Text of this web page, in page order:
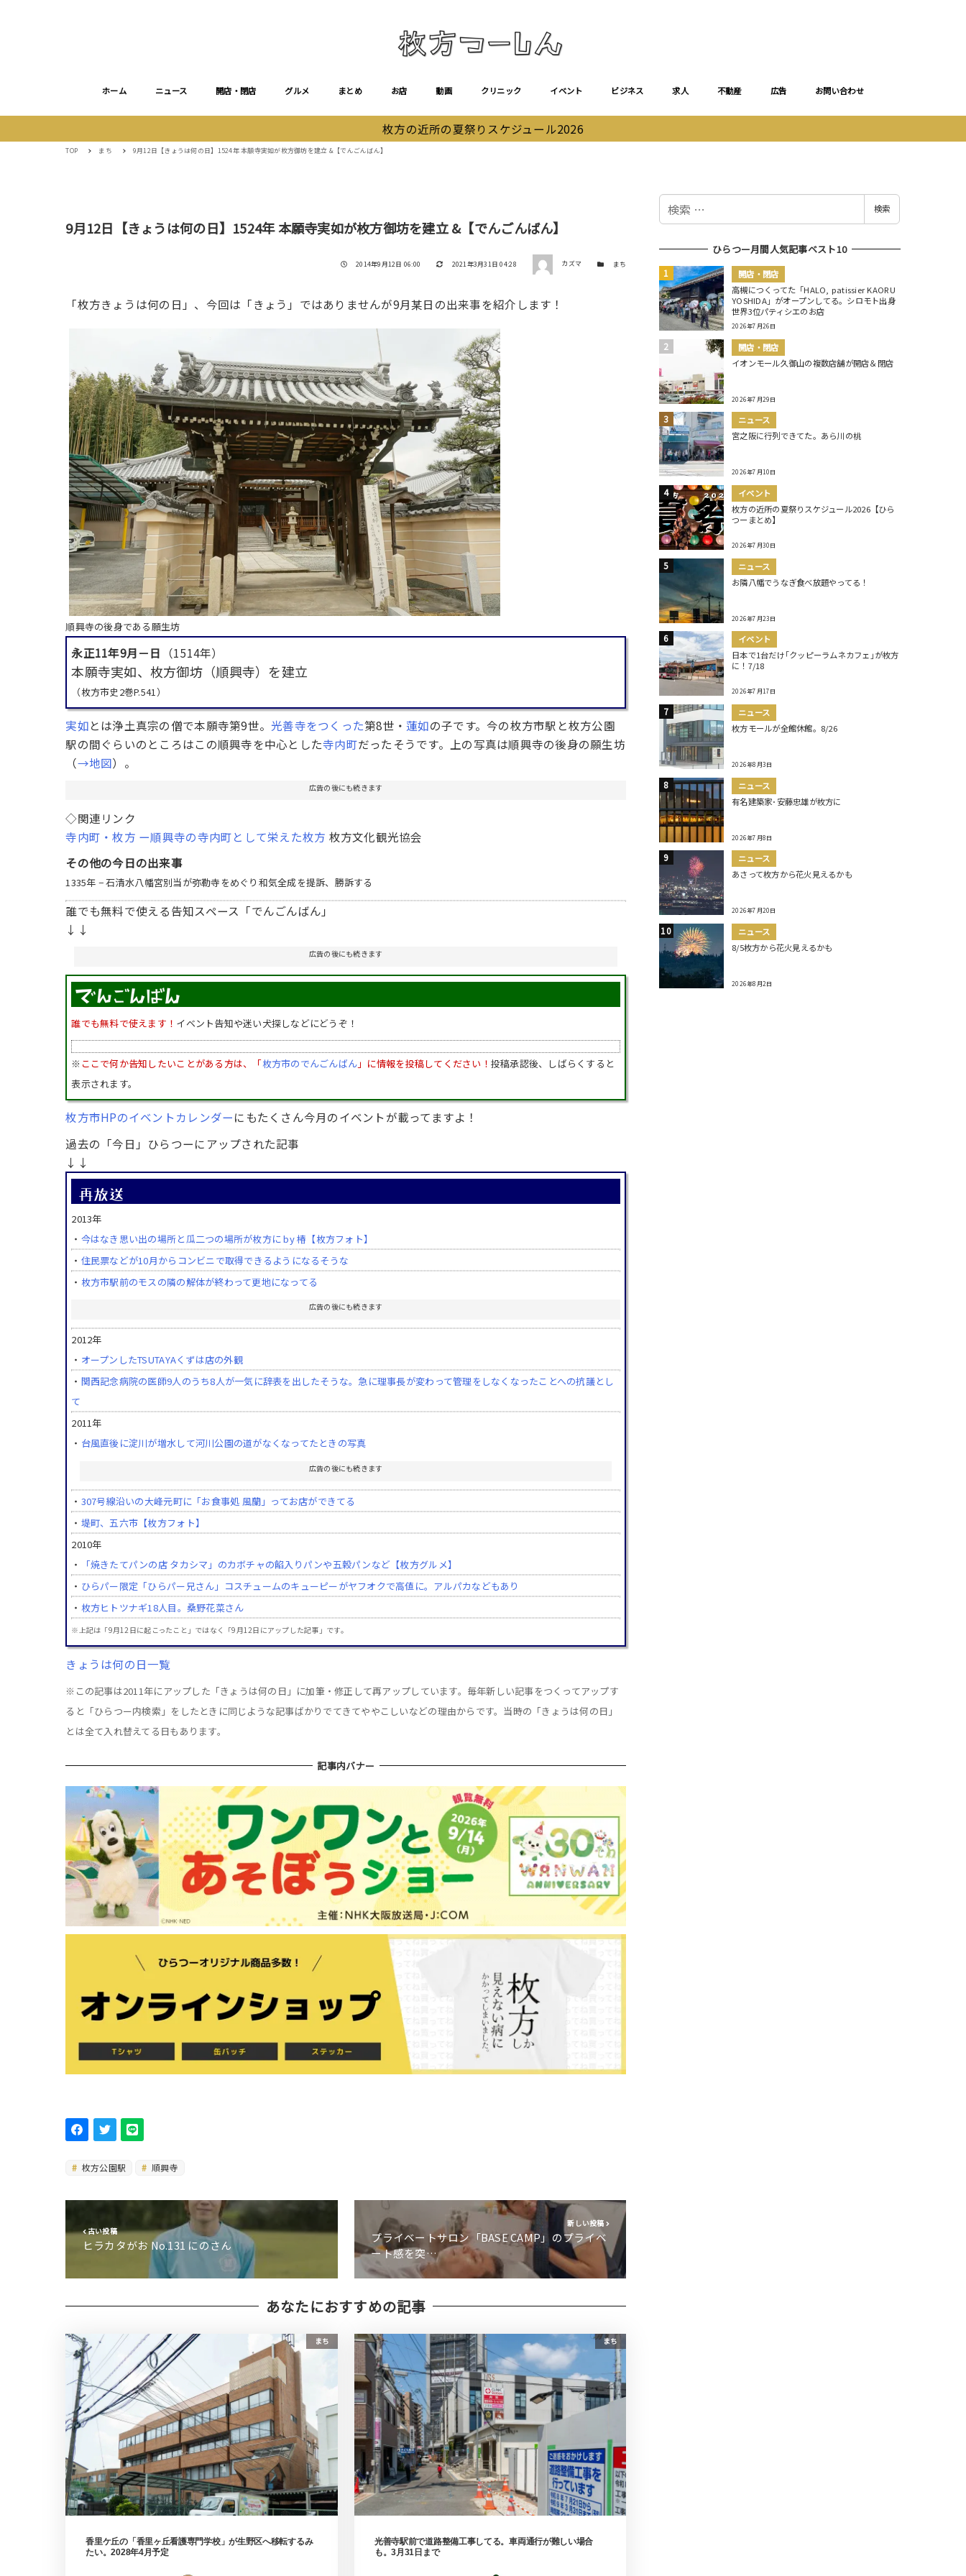
ホーム ニュース 開店・閉店 グルメ まとめ お店 動画 クリニック イベント ビジネス 求人 不動産 広告 お問い合わせ
枚方の近所の夏祭りスケジュール2026
TOP まち 9月12日【きょうは何の日】1524年 本願寺実如が枚方御坊を建立 &【でんごんばん】
9月12日【きょうは何の日】1524年 本願寺実如が枚方御坊を建立 &【でんごんばん】
投稿日
2014年9月12日 06:00 更新日
2021年3月31日 04:28 著者 カズマ カテゴリー
まち
「枚方きょうは何の日」、今回は「きょう」ではありませんが9月某日の出来事を紹介します！
順興寺の後身である願生坊
永正11年9月－日 （1514年）
本願寺実如、枚方御坊（順興寺）を建立
（枚方市史2巻P.541）
実如とは浄土真宗の僧で本願寺第9世。光善寺をつくった第8世・ 蓮如の子です。今の枚方市駅と枚方公園
駅の間ぐらいのところはこの順興寺を中心とした寺内町だったそうです。上の写真は順興寺の後身の願生坊
（→地図）。
広告の後にも続きます
◇関連リンク
寺内町・枚方 ー順興寺の寺内町として栄えた枚方 枚方文化観光協会
その他の今日の出来事
1335年 − 石清水八幡宮別当が弥勒寺をめぐり和気全成を提訴、勝訴する
誰でも無料で使える告知スペース「でんごんばん」
↓↓
広告の後にも続きます
誰でも無料で使えます！ イベント告知や迷い犬探しなどにどうぞ！
※ ここで何か告知したいことがある方は、「枚方市のでんごんばん 」に情報を投稿してください！ 投稿承認後、しばらくすると
表示されます。
枚方市HPのイベントカレンダーにもたくさん今月のイベントが載ってますよ！
過去の「今日」ひらつーにアップされた記事
↓↓
2013年
・ 今はなき思い出の場所と瓜二つの場所が枚方に by 椿【枚方フォト】
・ 住民票などが10月からコンビニで取得できるようになるそうな
・ 枚方市駅前のモスの隣の解体が終わって更地になってる
広告の後にも続きます
2012年
・ オープンしたTSUTAYAくずは店の外観
・ 関西記念病院の医師9人のうち8人が一気に辞表を出したそうな。急に理事長が変わって管理をしなくなったことへの抗議とし
て
2011年
・ 台風直後に淀川が増水して河川公園の道がなくなってたときの写真
広告の後にも続きます
・ 307号線沿いの大峰元町に「お食事処 風蘭」ってお店ができてる
・ 堤町、五六市【枚方フォト】
2010年
・
「焼きたてパンの店 タカシマ」のカボチャの餡入りパンや五穀パンなど【枚方グルメ】
・ ひらパー限定「ひらパー兄さん」コスチュームのキューピーがヤフオクで高値に。アルパカなどもあり
・ 枚方ヒトツナギ18人目。桑野花菜さん
※上記は「9月12日に起こったこと」ではなく「9月12日にアップした記事」です。
きょうは何の日一覧
※この記事は2011年にアップした「きょうは何の日」に加筆・修正して再アップしています。毎年新しい記事をつくってアップす
ると「ひらつー内検索」をしたときに同じような記事ばかりでてきてややこしいなどの理由からです。当時の「きょうは何の日」
とは全て入れ替えてる日もあります。
記事内バナー
枚方公園駅 順興寺
古い投稿
ヒラカタがお No.131 にのさん
新しい投稿
プライベートサロン「BASE CAMP」のプライベ
ート感を突…
あなたにおすすめの記事
まち
香里ケ丘の「香里ヶ丘看護専門学校」が生野区へ移転するみ
たい。2028年4月予定
まち
光善寺駅前で道路整備工事してる。車両通行が難しい場合
も。3月31日まで
検
検索
ひらつー月間人気記事ベスト10
開店・閉店
高槻につくってた「HALO, patissier KAORU
YOSHIDA」がオープンしてる。シロモト出身
世界3位パティシエのお店
2026年7月26日
開店・閉店
イオンモール久御山の複数店舗が開店＆閉店
2026年7月29日
ニュース
宮之阪に行列できてた。あら川の桃
2026年7月10日
イベント
枚方の近所の夏祭りスケジュール2026【ひら
つーまとめ】
2026年7月30日
ニュース
お隣八幡でうなぎ食べ放題やってる！
2026年7月23日
イベント
日本で1台だけ｢クッピーラムネカフェ｣が枚方
に！7/18
2026年7月17日
ニュース
枚方モールが全館休館。8/26
2026年8月3日
ニュース
有名建築家･安藤忠雄が枚方に
2026年7月8日
ニュース
あさって枚方から花火見えるかも
2026年7月20日
ニュース
8/5枚方から花火見えるかも
2026年8月2日